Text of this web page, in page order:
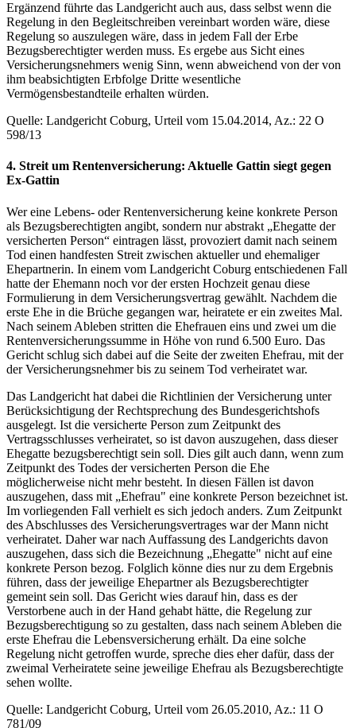
Ergänzend führte das Landgericht auch aus, dass selbst wenn die
Regelung in den Begleitschreiben vereinbart worden wäre, diese
Regelung so auszulegen wäre, dass in jedem Fall der Erbe
Bezugsberechtigter werden muss. Es ergebe aus Sicht eines
Versicherungsnehmers wenig Sinn, wenn abweichend von der von
ihm beabsichtigten Erbfolge Dritte wesentliche
Vermögensbestandteile erhalten würden.
Quelle: Landgericht Coburg, Urteil vom 15.04.2014, Az.: 22 O
598/13
4. Streit um Rentenversicherung: Aktuelle Gattin siegt gegen
Ex-Gattin
Wer eine Lebens- oder Rentenversicherung keine konkrete Person
als Bezugsberechtigten angibt, sondern nur abstrakt „Ehegatte der
versicherten Person“ eintragen lässt, provoziert damit nach seinem
Tod einen handfesten Streit zwischen aktueller und ehemaliger
Ehepartnerin. In einem vom Landgericht Coburg entschiedenen Fall
hatte der Ehemann noch vor der ersten Hochzeit genau diese
Formulierung in dem Versicherungsvertrag gewählt. Nachdem die
erste Ehe in die Brüche gegangen war, heiratete er ein zweites Mal.
Nach seinem Ableben stritten die Ehefrauen eins und zwei um die
Rentenversicherungssumme in Höhe von rund 6.500 Euro. Das
Gericht schlug sich dabei auf die Seite der zweiten Ehefrau, mit der
der Versicherungsnehmer bis zu seinem Tod verheiratet war.
Das Landgericht hat dabei die Richtlinien der Versicherung unter
Berücksichtigung der Rechtsprechung des Bundesgerichtshofs
ausgelegt. Ist die versicherte Person zum Zeitpunkt des
Vertragsschlusses verheiratet, so ist davon auszugehen, dass dieser
Ehegatte bezugsberechtigt sein soll. Dies gilt auch dann, wenn zum
Zeitpunkt des Todes der versicherten Person die Ehe
möglicherweise nicht mehr besteht. In diesen Fällen ist davon
auszugehen, dass mit „Ehefrau" eine konkrete Person bezeichnet ist.
Im vorliegenden Fall verhielt es sich jedoch anders. Zum Zeitpunkt
des Abschlusses des Versicherungsvertrages war der Mann nicht
verheiratet. Daher war nach Auffassung des Landgerichts davon
auszugehen, dass sich die Bezeichnung „Ehegatte" nicht auf eine
konkrete Person bezog. Folglich könne dies nur zu dem Ergebnis
führen, dass der jeweilige Ehepartner als Bezugsberechtigter
gemeint sein soll. Das Gericht wies darauf hin, dass es der
Verstorbene auch in der Hand gehabt hätte, die Regelung zur
Bezugsberechtigung so zu gestalten, dass nach seinem Ableben die
erste Ehefrau die Lebensversicherung erhält. Da eine solche
Regelung nicht getroffen wurde, spreche dies eher dafür, dass der
zweimal Verheiratete seine jeweilige Ehefrau als Bezugsberechtigte
sehen wollte.
Quelle: Landgericht Coburg, Urteil vom 26.05.2010, Az.: 11 O
781/09